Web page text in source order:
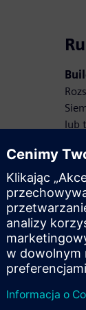
lub
Sell